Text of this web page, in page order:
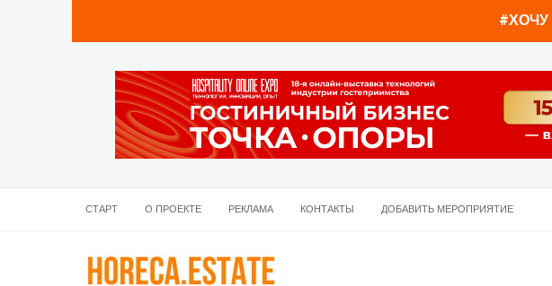
СТАРТ О ПРОЕКТЕ РЕКЛАМА КОНТАКТЫ ДОБАВИТЬ МЕРОПРИЯТИЕ